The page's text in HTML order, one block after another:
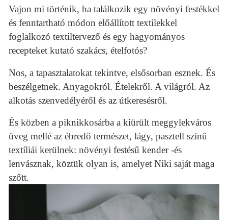
Vajon mi történik, ha találkozik egy növényi festékkel
és fenntartható módon előállított textilekkel
foglalkozó textiltervező és egy hagyományos
recepteket kutató szakács, ételfotós?
Nos, a tapasztalatokat tekintve, elsősorban esznek. És
beszélgetnek. Anyagokról. Ételekről. A világról. Az
alkotás szenvedélyéről és az útkeresésről.
És közben a piknikkosárba a kiürült meggylekváros
üveg mellé az ébredő természet, lágy, pasztell színű
textíliái kerülnek: növényi festésű kender -és
lenvásznak, köztük olyan is, amelyet Niki saját maga
szőtt.